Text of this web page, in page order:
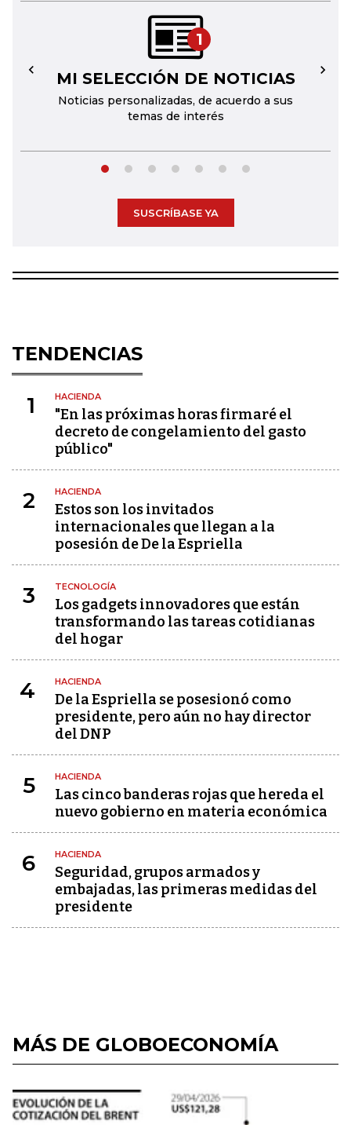
1
MI SELECCIÓN DE NOTICIAS
Noticias personalizadas, de acuerdo a sus
temas de interés
← →
SUSCRÍBASE YA
TENDENCIAS
1 HACIENDA
"En las próximas horas firmaré el
decreto de congelamiento del gasto
público"
2 HACIENDA
Estos son los invitados
internacionales que llegan a la
posesión de De la Espriella
3 TECNOLOGÍA
Los gadgets innovadores que están
transformando las tareas cotidianas
del hogar
4 HACIENDA
De la Espriella se posesionó como
presidente, pero aún no hay director
del DNP
5 HACIENDA
Las cinco banderas rojas que hereda el
nuevo gobierno en materia económica
6 HACIENDA
Seguridad, grupos armados y
embajadas, las primeras medidas del
presidente
MÁS DE GLOBOECONOMÍA